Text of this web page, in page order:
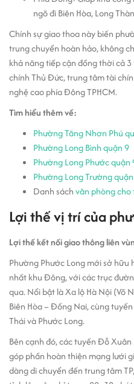
ngõ đi Biên Hòa, Long
Chính sự giao thoa này biến
trung chuyển hoàn hảo, không
khả năng tiếp cận đồng thời cả
chính Thủ Đức, trung tâm tài
nghệ cao phía Đông TPHCM.
Tìm hiểu thêm về:
Phường Tăng Nhơn Phú
Phường Long Bình quận 9
Phường Long Phước quận
Phường Long Trường
Danh sáchvăn phòng
Lợi thế vị trí của
Lợi thế kết nối giao thông liên
Phường Phước Long mới sở
nhất khu Đông, với các trục
qua. Nổi bật là Xa lộ Hà Nội (Võ
Biên Hòa – Đồng Nai, cùng
Thái và Phước Long.
Bên cạnh đó, các tuyến Đỗ
góp phần hoàn thiện mạng lưới
dàng di chuyển đến trung tâm